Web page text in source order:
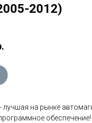
2012)
- лучшая на рынке